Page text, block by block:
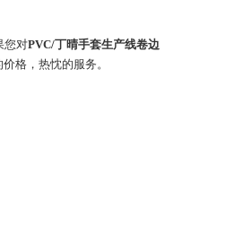
您对PVC/丁晴手套生产线卷边
格，热忱的服务。